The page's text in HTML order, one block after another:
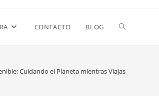
CONTACTO BLOG
Cuidando el Planeta mientras Viajas